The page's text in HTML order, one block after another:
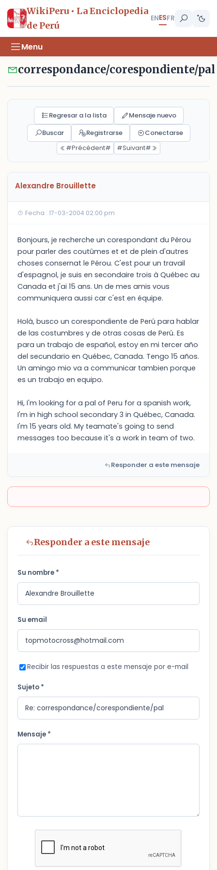
WikiPeru • La Enciclopedia
de Perú
ENESFR
Menu
correspondance/corespondiente/pal
Regresar a la lista
Mensaje nuevo
Buscar
Registrarse
Conectarse
#Précédent#
#Suivant#
Alexandre Brouillette
Fecha : 17-03-2004 02:00 pm
Bonjours, je recherche un corespondant du Pérou
pour parler des coutûmes et et de plein d'autres
choses consernat le Pérou. C'est pour un travail
d'espagnol, je suis en secondaire trois à Québec au
Canada et j'ai 15 ans. Un de mes amis vous
communiquera aussi car c'est en équipe.
Holà, busco un corespondiente de Perú para hablar
de las costumbres y de otras cosas de Perú. Es
para un trabajo de español, estoy en mi tercer año
del secundario en Québec, Canada. Tengo 15 años.
Un amingo mio va a communicar tambien porque
es un trabajo en equipo.
Hi, I'm looking for a pal of Peru for a spanish work,
I'm in high school secondary 3 in Québec, Canada.
I'm 15 years old. My teamate's going to send
messages too because it's a work in team of two.
Responder a este mensaje
Responder a este mensaje
Su nombre *
Su email
Recibir las respuestas a este mensaje por e-mail
Sujeto *
Mensaje *